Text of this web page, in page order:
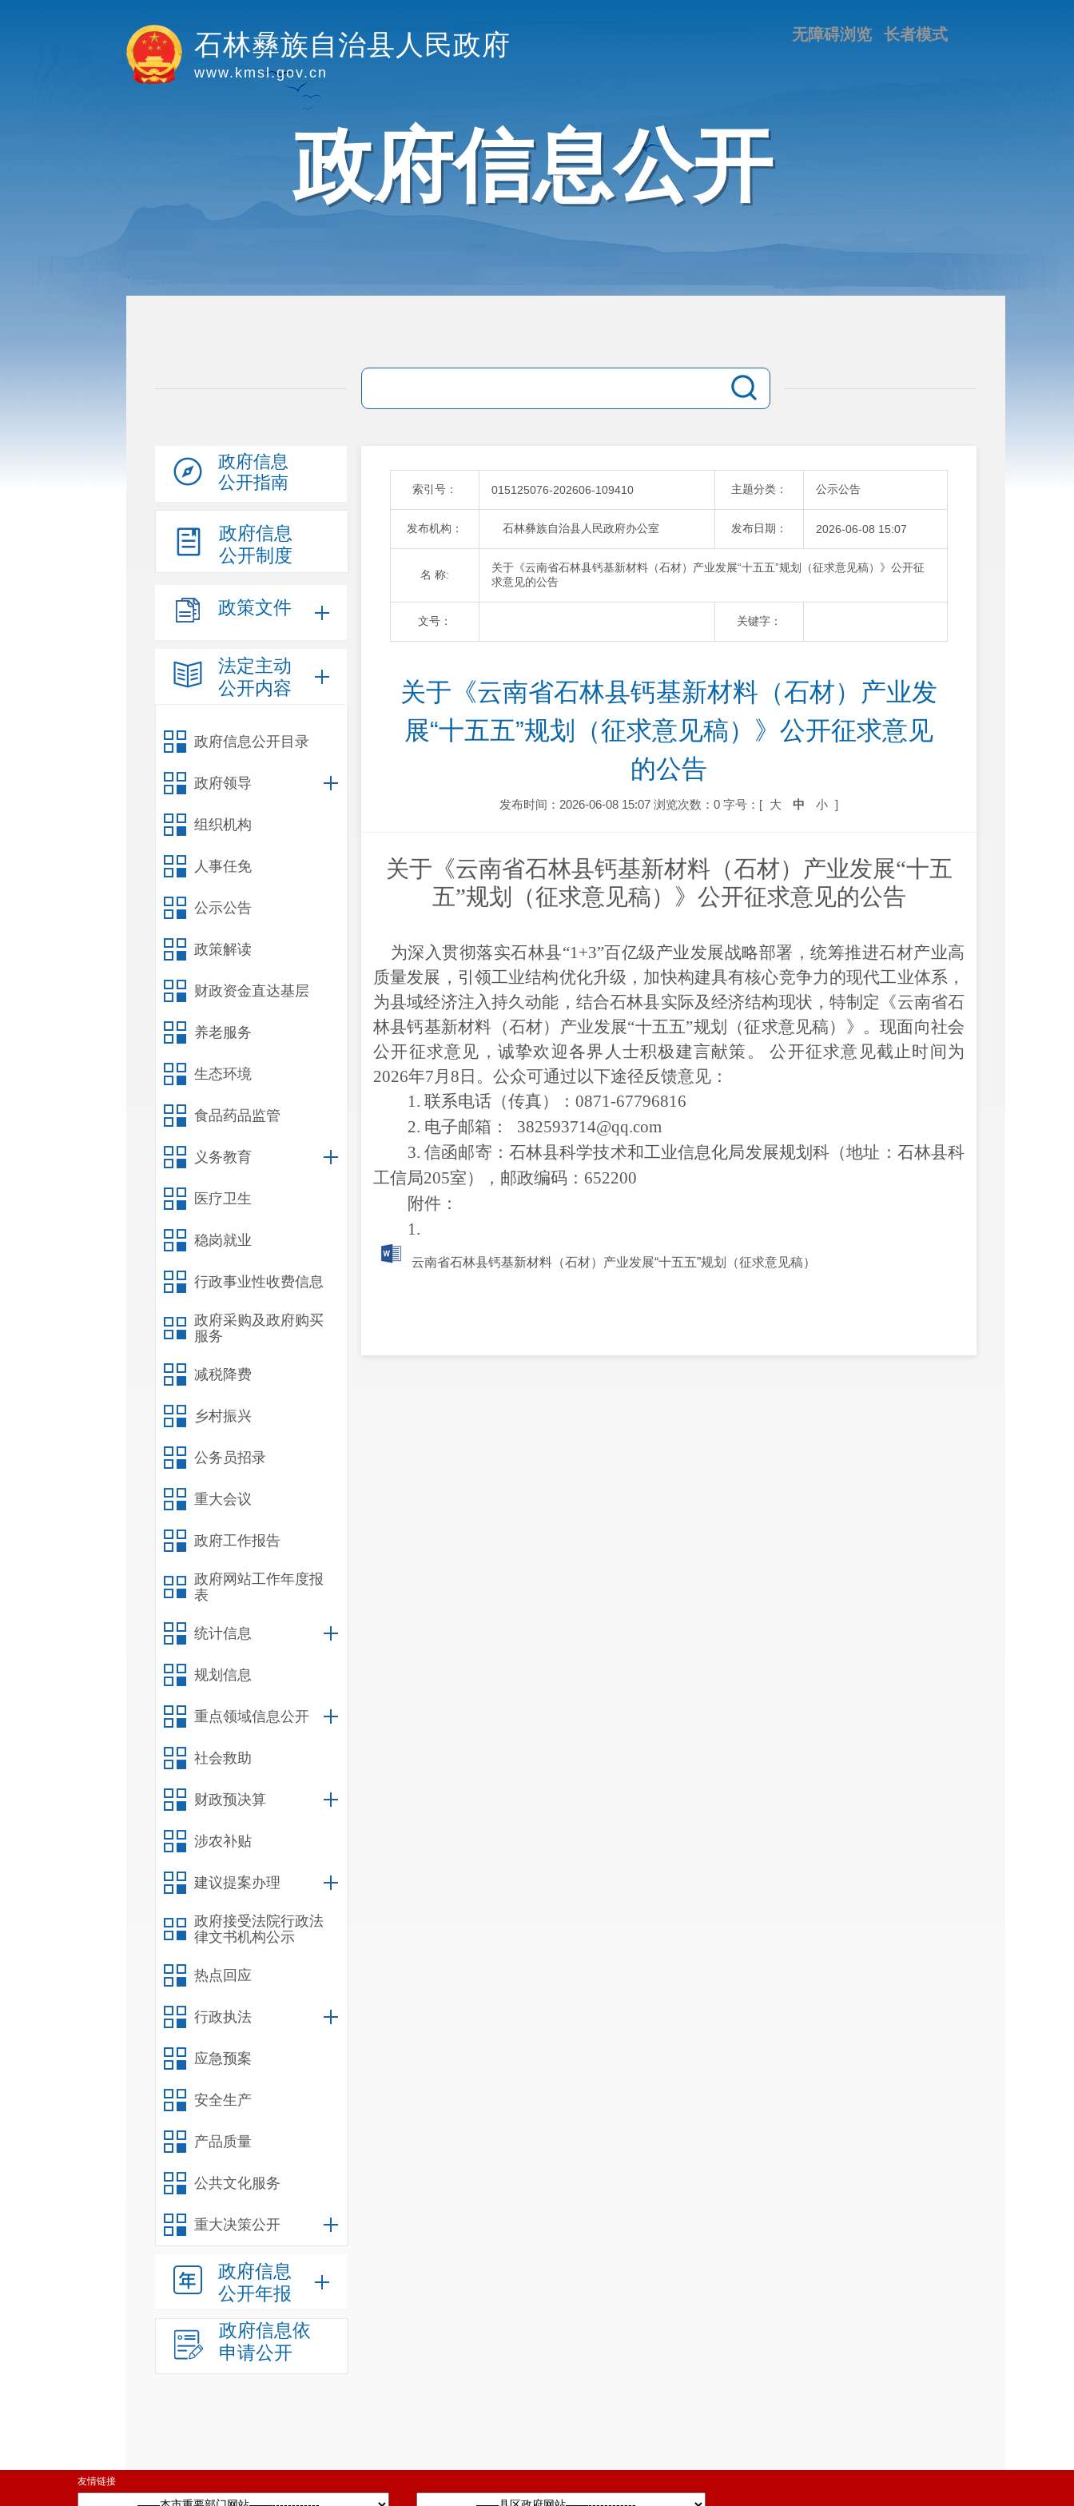
长者模式
无障碍浏览
石林彝族自治县人民政府
www.kmsl.gov.cn
政府信息公开
政府信息
公开指南
政府信息
公开制度
政策文件
法定主动
公开内容
政府信息公开目录
政府领导
组织机构
人事任免
公示公告
政策解读
财政资金直达基层
养老服务
生态环境
食品药品监管
义务教育
医疗卫生
稳岗就业
行政事业性收费信息
政府采购及政府购买
服务
减税降费
乡村振兴
公务员招录
重大会议
政府工作报告
政府网站工作年度报
表
统计信息
规划信息
重点领域信息公开
社会救助
财政预决算
涉农补贴
建议提案办理
政府接受法院行政法
律文书机构公示
热点回应
行政执法
应急预案
安全生产
产品质量
公共文化服务
重大决策公开
政府信息
公开年报
政府信息依
申请公开
索引号： 015125076-202606-109410 主题分类： 公示公告
发布机构： 石林彝族自治县人民政府办公室 发布日期： 2026-06-08 15:07
名 称:
关于《云南省石林县钙基新材料（石材）产业发展“十五五”规划（征求意见稿）》公开征
求意见的公告
文号： 关键字：
关于《云南省石林县钙基新材料（石材）产业发
展“十五五”规划（征求意见稿）》公开征求意见
的公告
发布时间：2026-06-08 15:07 浏览次数：0 字号：[ 大 中 小 ]
关于《云南省石林县钙基新材料 （石材） 产业发展“十五
五”规划 （征求意见稿）》公开征求意见的公告
为深入贯彻落实石林县“1+3”百亿级产业发展战略部署，统筹推进石材产业高
质量发展，引领工业结构优化升级，加快构建具有核心竞争力的现代工业体系，
为县域经济注入持久动能，结合石林县实际及经济结构现状，特制定《云南省石
林县钙基新材料 （石材） 产业发展“十五五”规划 （征求意见稿） 》。现面向社会
公开征求意见，诚挚欢迎各界人士积极建言献策。
公开征求意见截止时间为
2026年7月 8 日。公众可通过以下途径反馈意见：
1. 联系电话（传真）：0871-67796816
2. 电子邮箱： 382593714@qq.com
3. 信函邮寄：石林县科学技术和工业信息化局发展规划科（地址：石林县科
工信局205室），邮政编码：652200
附件：
1.
云南省石林县钙基新材料（石材）产业发展“十五五”规划（征求意见稿）
友情链接